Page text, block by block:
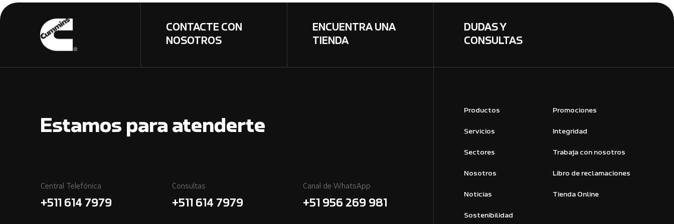
CONTACTE CON
NOSOTROS
ENCUENTRA UNA
TIENDA
DUDAS Y
CONSULTAS
Estamos para atenderte
Central Telefónica
+511 614 7979
Consultas
+511 614 7979
Canal de WhatsApp
+51 956 269 981
Productos
Servicios
Sectores
Nosotros
Noticias
Sostenibilidad
Promociones
Integridad
Trabaja con nosotros
Libro de reclamaciones
Tienda Online